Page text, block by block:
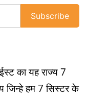
Subscribe
का यह राज्य 7
जिन्हे हम 7 सिस्टर के